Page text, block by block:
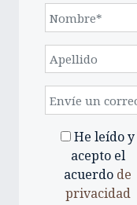
He leído y
acepto el
acuerdo de
privacidad